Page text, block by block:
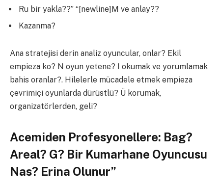
Ru bir yakla??” “[newline]M ve anlay??
Kazanma?
Ana stratejisi derin analiz oyuncular, onlar? Ekil
empieza ko? N oyun yetene? I okumak ve yorumlamak
bahis oranlar?. Hilelerle mücadele etmek empieza
çevrimiçi oyunlarda dürüstlü? Ü korumak,
organizatörlerden, geli?
Acemiden Profesyonellere: Bag?
Areal? G? Bir Kumarhane Oyuncusu
Nas? Erina Olunur”